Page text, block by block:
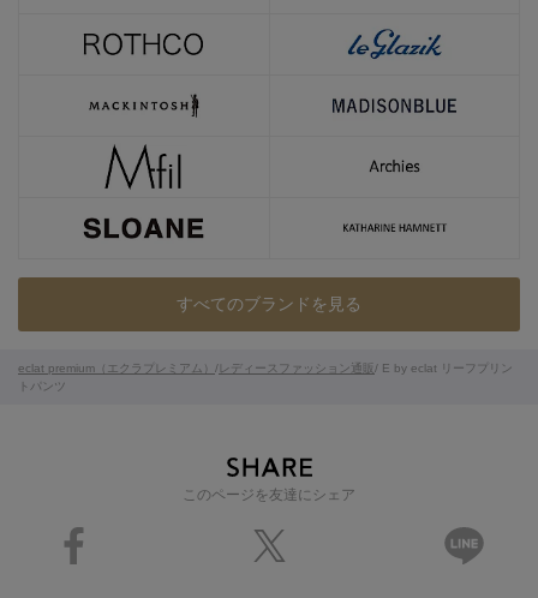
このページを友達にシェア
すべてのブランドを見る
eclat premium（エクラプレミアム） / レディースファッション通販/ E by eclat リーフプリン
トパンツ